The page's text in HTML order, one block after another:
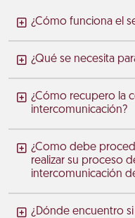
¿Cómo funciona el
¿Qué se necesita
¿Cómo recupero la
intercomunicación?
¿Como debe
realizar su proceso
intercomunicación
¿Dónde encuentro